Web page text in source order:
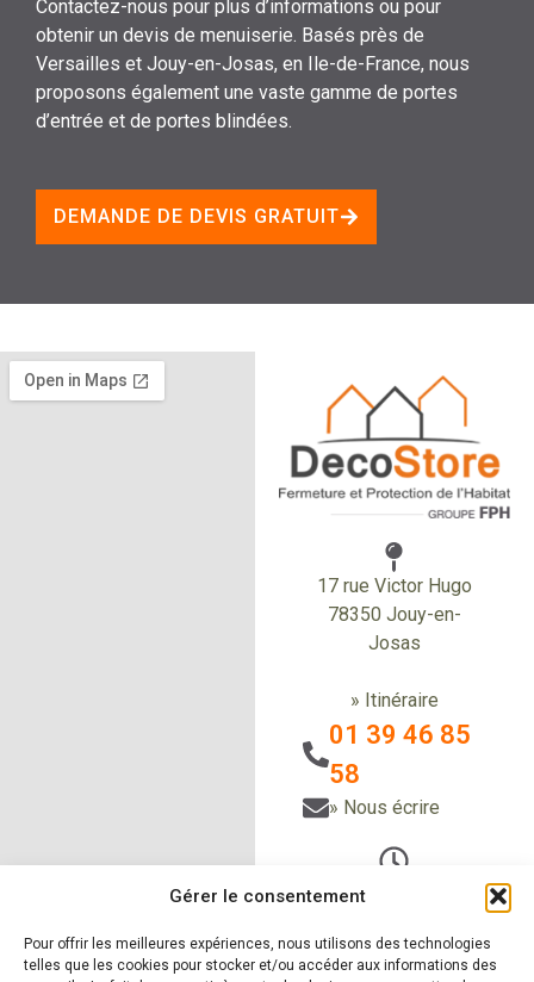
Gérer le consentement
Pour offrir les meilleures expériences, nous utilisons des technologies
telles que les cookies pour stocker et/ou accéder aux informations des
Contactez-nous pour plus d’informations ou pour
obtenir un devis de menuiserie. Basés près de
Versailles et Jouy-en-Josas, en Ile-de-France, nous
proposons également une vaste gamme de portes
d’entrée et de portes blindées.
DEMANDE DE DEVIS GRATUIT
17 rue Victor Hugo
78350 Jouy-en-
Josas
» Itinéraire
01 39 46 85
58
» Nous écrire
Du Lundi au vendredi
et de 14h à 18h
Le samedi sur RDV